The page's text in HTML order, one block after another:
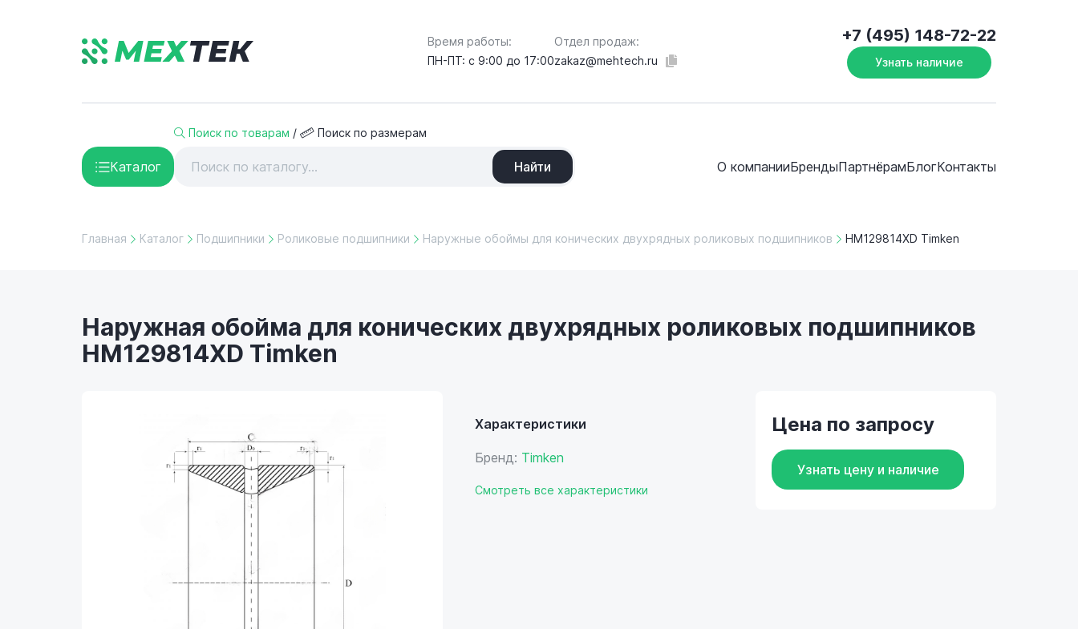
Время работы:
ПН-ПТ: с 9:00 до 17:00
Отдел продаж:
zakaz@mehtech.ru
+7 (495) 148-72-22
Узнать наличие
Каталог
Поиск по товарам / Поиск по размерам
Найти О компанииБрендыПартнёрамБлогКонтакты
Главная Каталог Подшипники Роликовые подшипники Наружные обоймы для конических двухрядных роликовых подшипников HM129814XD Timken
Наружная обойма для конических двухрядных роликовых подшипников
HM129814XD Timken
Характеристики
Бренд: Timken
Смотреть все характеристики
Цена по запросу
Узнать цену и наличие